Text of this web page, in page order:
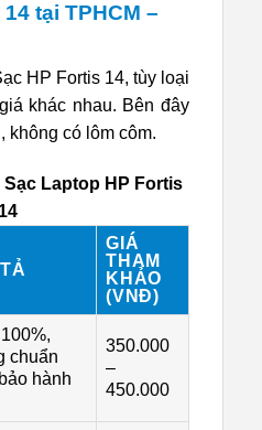
tại TPHCM –
HP Fortis 14, tùy loại
khác nhau. Bên đây
không có lôm côm.
Laptop HP Fortis
14
GIÁ
THAM
KHẢO
(VNĐ)
chuẩn
hành
350.000
–
450.000